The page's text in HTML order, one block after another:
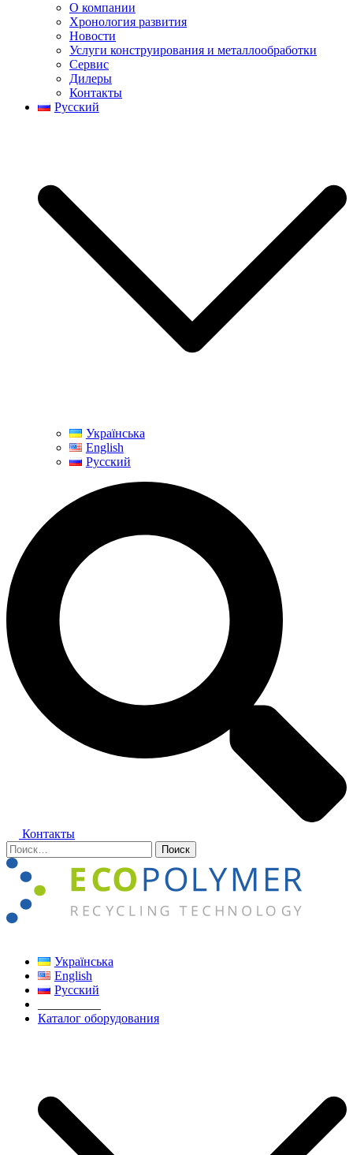
О компании
Хронология развития
Новости
Услуги конструирования и металлообработки
Сервис
Дилеры
Контакты
Русский
Українська
English
Русский
Контакты
Найти:
Українська
English
Русский
Каталог оборудования